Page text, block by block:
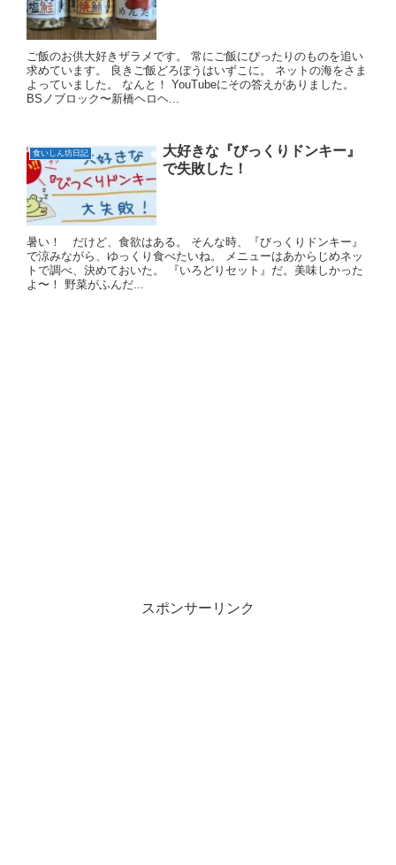
ご飯のお供大好きザラメです。 常にご飯にぴったりのものを追い
求めています。 良きご飯どろぼうはいずこに。 ネットの海をさま
よっていました。 なんと！ YouTubeにその答えがありました。
BSノブロック〜新橋ヘロヘ...
食いしん坊日記
大好きな『びっくりドンキー』
で失敗した！
暑い！ だけど、食欲はある。 そんな時、『びっくりドンキー』
で涼みながら、ゆっくり食べたいね。 メニューはあからじめネッ
トで調べ、決めておいた。 『いろどりセット』だ。美味しかった
よ〜！ 野菜がふんだ...
スポンサーリンク